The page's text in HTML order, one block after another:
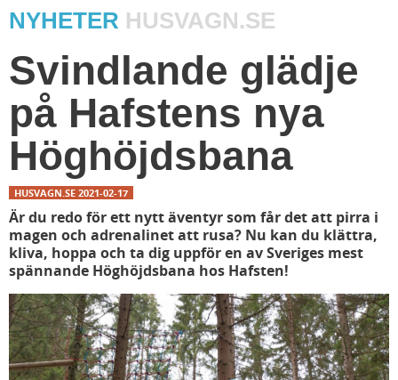
NYHETER HUSVAGN.SE
Svindlande glädje
på Hafstens nya
Höghöjdsbana
HUSVAGN.SE 2021-02-17
Är du redo för ett nytt äventyr som får det att pirra i
magen och adrenalinet att rusa? Nu kan du klättra,
kliva, hoppa och ta dig uppför en av Sveriges mest
spännande Höghöjdsbana hos Hafsten!